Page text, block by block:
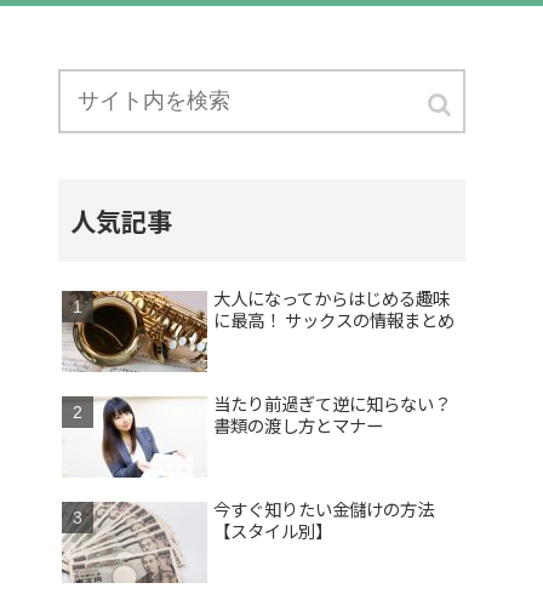
人気記事
大人になってからはじめる趣味
に最高！ サックスの情報まとめ
当たり前過ぎて逆に知らない？
書類の渡し方とマナー
今すぐ知りたい金儲けの方法
【スタイル別】